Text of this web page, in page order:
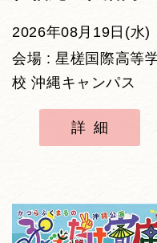
2026年08月19日(水)
会場 : 星槎国際高等
校 沖縄キャンパス
詳細